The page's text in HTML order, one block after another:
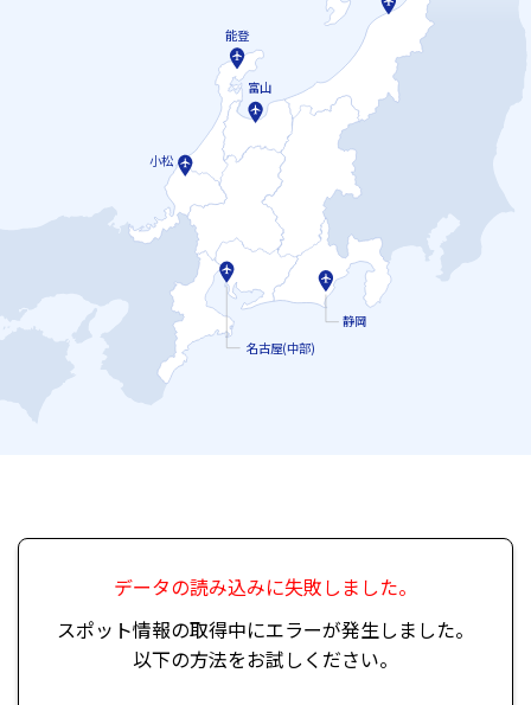
小松
名古屋(中部)
静岡
能登
富山
データの読み込みに失敗しました。
スポット情報の取得中にエラーが発生しました。
以下の方法をお試しください。